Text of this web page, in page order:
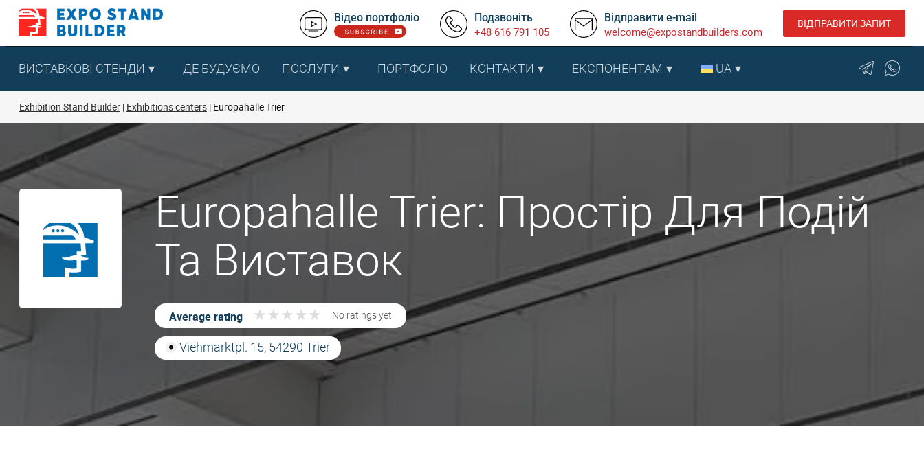
Перейти
змісту
Відео портфоліо Подзвоніть
+48 616 791 105
Відправити e-mail
welcome@expostandbuilders.com
ВІДПРАВИТИ ЗАПИТ
ВИСТАВКОВІ СТЕНДИ ДЕ БУДУЄМО ПОСЛУГИ ПОРТФОЛІО КОНТАКТИ ЕКСПОНЕНТАМ UA
Exhibition Stand Builder Exhibitions centers Europahalle Trier
Europahalle Trier: Простір Для Подій
Та Виставок
Average rating ★ ★ ★ ★ ★
★ ★ ★ ★ ★ No ratings yet
Viehmarktpl. 15, 54290 Trier